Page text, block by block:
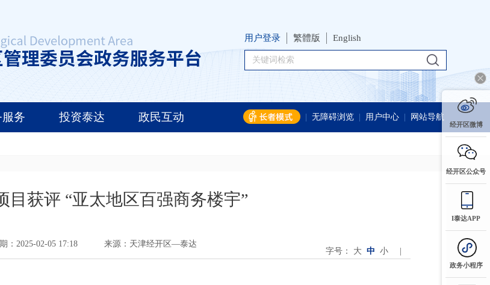
用户登录 繁體版 English
务 投资泰达 政民互动 无障碍浏览 用户中心 网站导航
目获评 “亚太地区百强商务楼宇”
：2025-02-05 17:18
来源：天津经开区—泰达
字号： 大 中 小
经开区微博
经开区公众号
I泰达APP
政务小程序